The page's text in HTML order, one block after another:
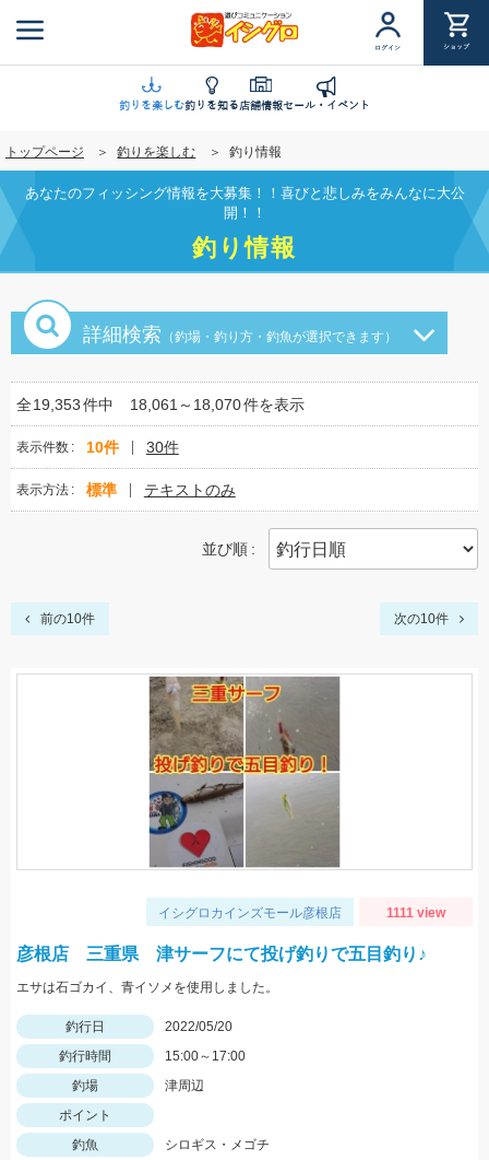
ン
に
移
動
ログイン ショップ
釣りを楽しむ釣りを知る店舗情報セール・イベント
トップページ 釣りを楽しむ 釣り情報
あなたのフィッシング情報を大募集！！喜びと悲しみをみんなに大公
開！！
釣り情報
詳細検索 （釣場・釣り方・釣魚が選択できます）
全19,353件中 18,061～18,070件を表示
表示件数 10件 30件
表示方法 標準 テキストのみ
並び順
前の10件 次の10件
イシグロカインズモール彦根店 1111 view
彦根店 三重県 津サーフにて投げ釣りで五目釣り♪
エサは石ゴカイ、青イソメを使用しました。
釣行日
2022/05/20
釣行時間
15:00～17:00
釣場
津周辺
ポイント
釣魚
シロギス・メゴチ